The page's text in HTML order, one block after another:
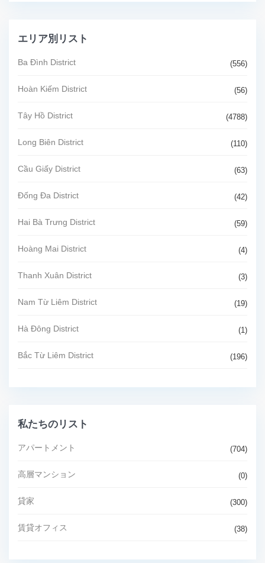
エリア別リスト
Ba Đình District (556)
Hoàn Kiếm District (56)
Tây Hồ District (4788)
Long Biên District (110)
Cầu Giấy District (63)
Đống Đa District (42)
Hai Bà Trưng District (59)
Hoàng Mai District (4)
Thanh Xuân District (3)
Nam Từ Liêm District (19)
Hà Đông District (1)
Bắc Từ Liêm District (196)
私たちのリスト
アパートメント (704)
高層マンション (0)
貸家 (300)
賃貸オフィス (38)